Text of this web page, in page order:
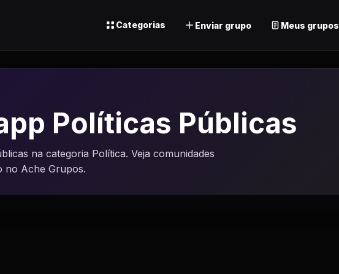
Categorias Enviar grupo Meus grupos
Políticas Públicas
na categoria Política. Veja comunidades
no Ache Grupos.